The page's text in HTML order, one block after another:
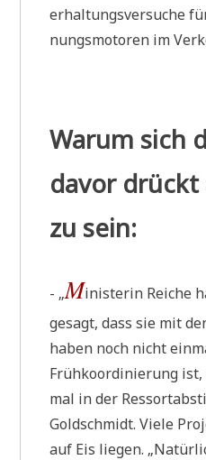
er­hal­tungs­ver­su­che
nungs­mo­to­ren im
Warum sich
davor drückt
zu sein:
- „Mini­ste­rin Rei­che
gesagt, dass sie mit
ha­ben noch nicht
Früh­ko­or­di­nie­rung
mal in der
Gold­schmidt. Vie­le
auf Eis lie­gen.